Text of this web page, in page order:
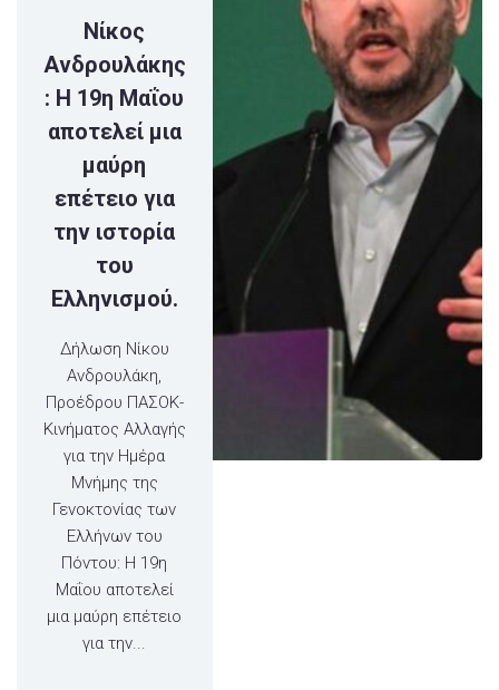
Νίκος
Ανδρουλάκης
: Η 19η Μαΐου
αποτελεί μια
μαύρη
επέτειο για
την ιστορία
του
Ελληνισμού.
Δήλωση Νίκου
Ανδρουλάκη,
Προέδρου ΠΑΣΟΚ-
Κινήματος Αλλαγής
για την Ημέρα
Μνήμης της
Γενοκτονίας των
Ελλήνων του
Πόντου: Η 19η
Μαΐου αποτελεί
μια μαύρη επέτειο
για την...